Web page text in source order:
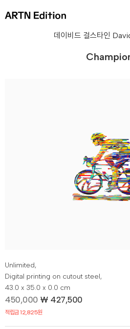
데이비드 걸스타인
Unlimited,
Digital printing on cutout steel,
43.0 x 35.0 x 0.0 cm
450,000 ₩ 427,500
적립금 12,825원